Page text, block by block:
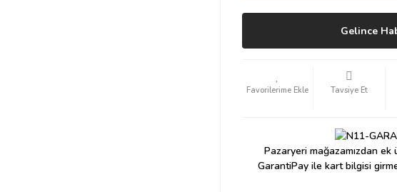
Gelince
Tavsiye Et
Pazaryeri mağazamızdan
GarantiPay ile kart bilgisi